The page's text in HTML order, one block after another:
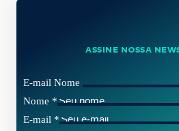
ASSINE NOSSA
E-mail Nome
Nome *
E-mail *